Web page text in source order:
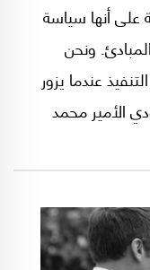
على أنها سياسة
ونحن
عندما يزور
الأمير محمد
"واشنطن
المرتقبة